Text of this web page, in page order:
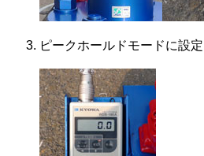
ピークホールドモードに設